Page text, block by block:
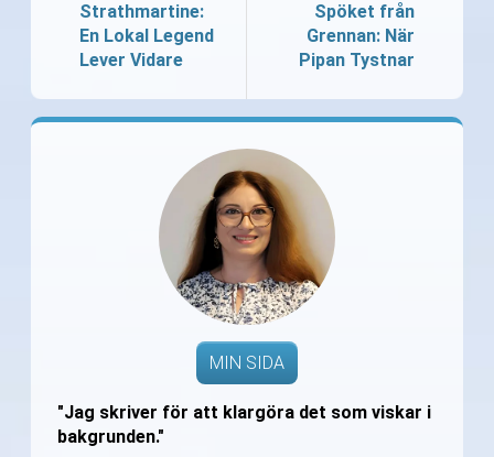
Strathmartine:
En Lokal Legend
Lever Vidare
Spöket från
Grennan: När
Pipan Tystnar
MIN SIDA
"Jag skriver för att klargöra det som viskar i
bakgrunden."